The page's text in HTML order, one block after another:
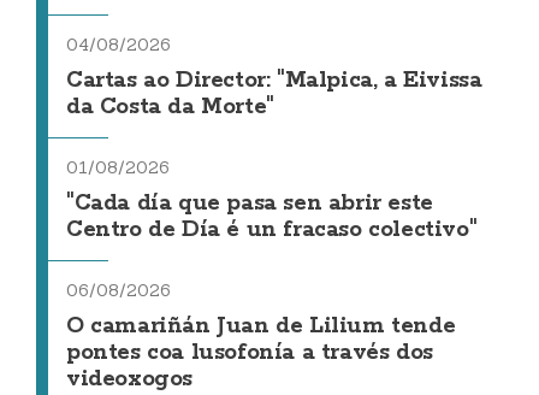
04/08/2026
Cartas ao Director: "Malpica, a Eivissa
da Costa da Morte"
01/08/2026
"Cada día que pasa sen abrir este
Centro de Día é un fracaso colectivo"
06/08/2026
O camariñán Juan de Lilium tende
pontes coa lusofonía a través dos
videoxogos